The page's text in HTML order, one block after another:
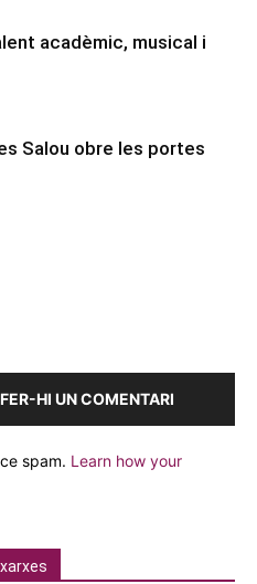
acadèmic, musical i
Salou obre les portes
HI UN COMENTARI
spam. Learn how your